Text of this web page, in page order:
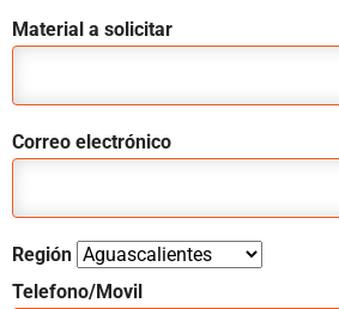
Material a solicitar
Correo electrónico
Región
Telefono/Movil